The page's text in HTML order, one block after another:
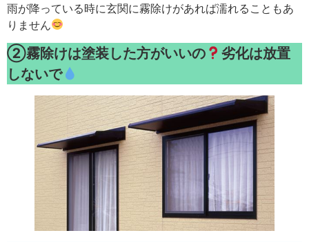
雨が降っている時に玄関に霧除けがあれば濡れることもあ
りません
②霧除けは塗装した方がいいの
劣化は放置
しないで